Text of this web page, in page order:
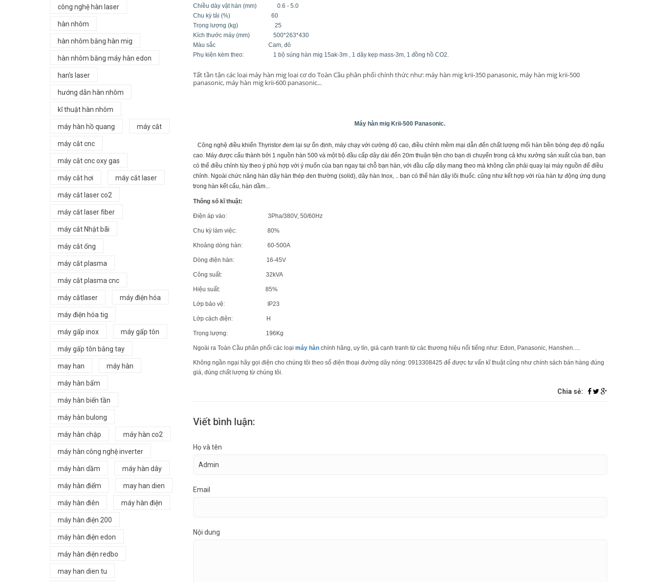
Chiều dày vật hàn (mm) 0.6 - 5.0
Chu kỳ tải (%) 60
Trọng lượng (kg) 25
Kích thước máy (mm) 500*263*430
Màu sắc Cam, đỏ
Phụ kiện kèm theo: 1 bộ súng hàn mig 15ak-3m , 1 dây kẹp mass-3m, 1 đồng hồ CO2.
Tất tần tận các loại máy hàn mig loại cơ do Toàn Cầu phân phối chính thức như: máy hàn mig krii-350 panasonic, máy hàn mig krii-500
panasonic, máy hàn mig krii-600 panasonic...
Máy hàn mig Krii-500 Panasonic.
Công nghệ điều khiển Thyristor đem lại sự ổn định, máy chạy với cường độ cao, điều chỉnh mềm mại dẫn đến chất lượng mối hàn bền bóng đẹp độ ngấu
cao. Máy được cấu thành bởi 1 nguồn hàn 500 và một bộ đầu cấp dây dài đến 20m thuận tiện cho bạn di chuyển trong cả khu xưởng sản xuất của bạn, bạn
có thể điều chỉnh tùy theo ý phù hợp với ý muốn của bạn ngay tại chỗ bạn hàn, với đầu cấp dây mang theo mà không cần phải quay lại máy nguồn để điều
chỉnh. Ngoài chức năng hàn dây hàn thép đen thường (solid), dây hàn Inox, .. bạn có thể hàn dây lõi thuốc. cũng như kết hợp với rùa hàn tự động ứng dụng
trong hàn kết cấu, hàn dầm...
Thông số kĩ thuật:
Điện áp vào: 3Pha/380V, 50/60Hz
Chu kỳ làm việc: 80%
Khoảng dòng hàn: 60-500A
Dòng điện hàn: 16-45V
Công suất: 32kVA
Hiệu suất: 85%
Lớp bảo vệ: IP23
Lớp cách điện: H
Trọng lượng: 196Kg
Ngoài ra Toàn Cầu phân phối các loại máy hànchính hãng, uy tín, giá cạnh tranh từ các thương hiệu nổi tiếng như: Edon, Panasonic, Hanshen.....
Không ngần ngại hãy gọi điện cho chúng tôi theo số điện thoại đường dây nóng: 0913308425 để được tư vấn kĩ thuật cũng như chính sách bán hàng đúng
giá, đúng chất lượng từ chúng tôi.
Chia sẻ:
Viết bình luận:
Họ và tên
Email
Nội dung
công nghệ hàn laser
hàn nhôm
hàn nhôm bằng hàn mig
hàn nhôm bằng máy hàn edon
han's laser
hướng dẫn hàn nhôm
kĩ thuật hàn nhôm
máy hàn hồ quang máy cắt
máy cắt cnc
máy cắt cnc oxy gas
máy cắt hơi máy cắt laser
máy cắt laser co2
máy cắt laser fiber
máy cắt Nhật bãi
máy cắt ống
máy cắt plasma
máy cắt plasma cnc
máy cắtlaser máy điện hóa
máy điện hóa tig
máy gấp inox máy gấp tôn
máy gấp tôn bằng tay
may han máy hàn
máy hàn bấm
máy hàn biến tần
máy hàn bulong
máy hàn chập máy hàn co2
máy hàn công nghệ inverter
máy hàn dầm máy hàn dây
máy hàn điểm may han dien
máy hàn điên máy hàn điện
máy hàn điện 200
máy hàn điện edon
máy hàn điện redbo
may han dien tu